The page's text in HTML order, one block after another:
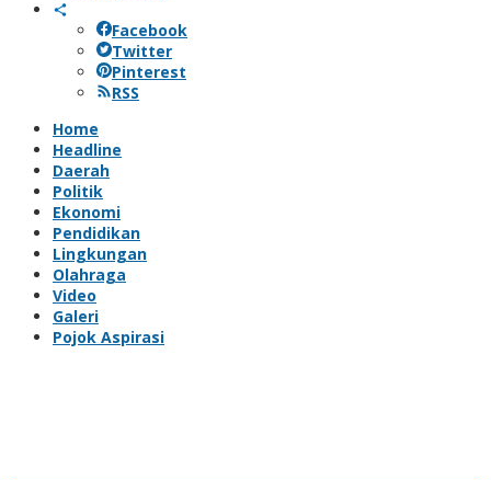
Facebook
Twitter
Pinterest
RSS
Home
Headline
Daerah
Politik
Ekonomi
Pendidikan
Lingkungan
Olahraga
Video
Galeri
Pojok Aspirasi